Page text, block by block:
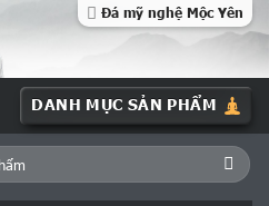
Đá mỹ nghệ Mộc Yên